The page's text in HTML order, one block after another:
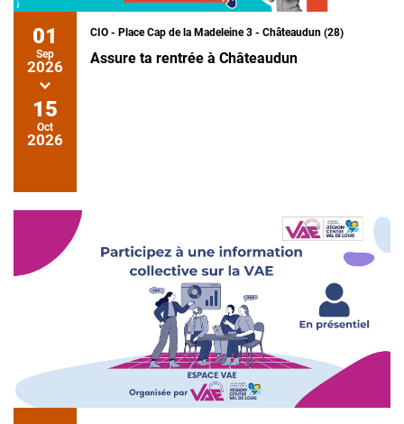
01
Sep
2026
15
Oct
2026
CIO - Place Cap de la Madeleine 3 - Châteaudun (28)
Assure ta rentrée à Châteaudun